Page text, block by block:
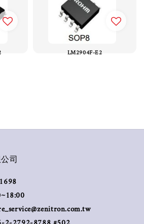
LM2904F-E2
司